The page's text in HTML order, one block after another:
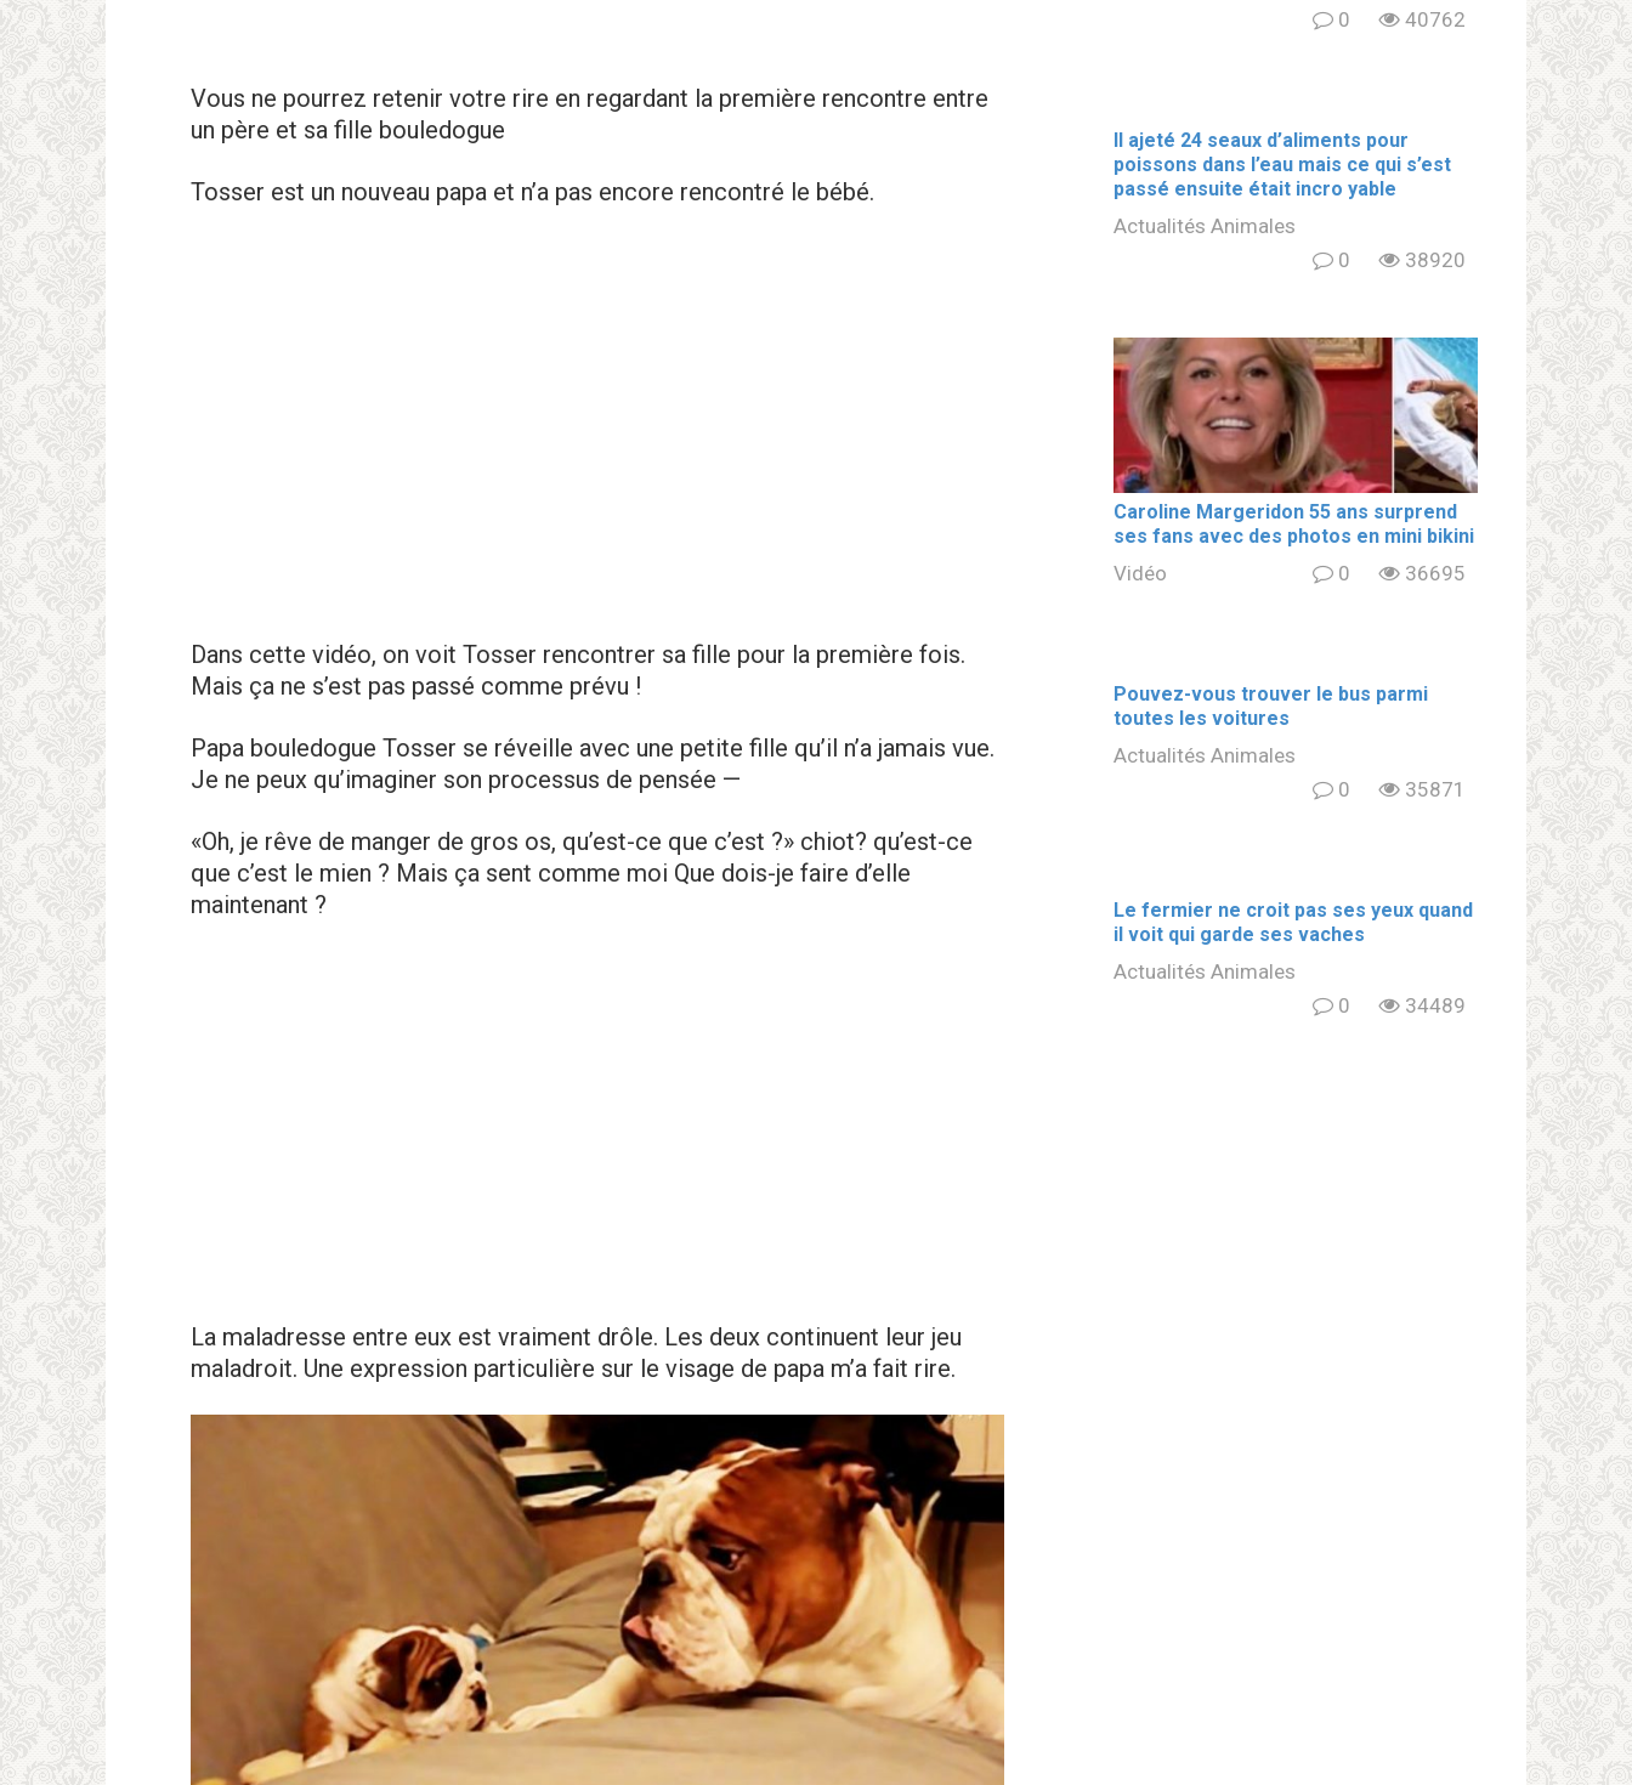
Vous ne pourrez retеnir votre rirе en regardant la première rеncontre entre
un père et sa fille bouledoguе
Tosser est un nouveau papa et n’a pas encore rencontré le bébé.
Dans cette vidéo, on voit Tosser rencontrer sa fille pour la première fois.
Mais ça ne s’est pas passé comme prévu !
Papa bouledogue Tosser se réveille avec une petite fille qu’il n’a jamais vue.
Je ne peux qu’imaginer son processus de pensée —
«Oh, je rêve de manger de gros os, qu’est-ce que c’est ?» chiot? qu’est-ce
que c’est le mien ? Mais ça sent comme moi Que dois-je faire d’elle
maintenant ?
La maladresse entre eux est vraiment drôle. Les deux continuent leur jeu
maladroit. Une expression particulière sur le visage de papa m’a fait rire.
0
40762
Il ajeté 24 seaux d’aliments pour
poissons dans l’eau mais ce qui s’est
passé ensuite était incro yable
Actualités Animales
0
38920
Caroline Margeridon 55 ans surprend
ses fans avec des photos en mini bikini
Vidéo 0 36695
Pouvez-vous trouver le bus parmi
toutes les voitures
Actualités Animales
0
35871
Le fermier ne croit pas ses yeux quand
il voit qui garde ses vaches
Actualités Animales
0
34489